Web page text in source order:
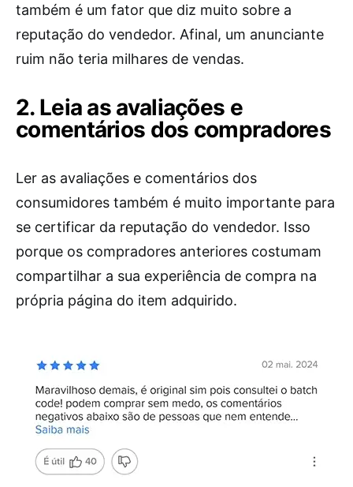
também é um fator que diz muito sobre a
reputação do vendedor. Afinal, um anunciante
ruim não teria milhares de vendas.
2. Leia as avaliações e
comentários dos compradores
Ler as avaliações e comentários dos
consumidores também é muito importante para
se certificar da reputação do vendedor. Isso
porque os compradores anteriores costumam
compartilhar a sua experiência de compra na
própria página do item adquirido.